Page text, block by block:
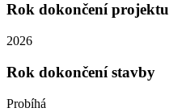
Rok dokončení projektu
2026
Rok dokončení stavby
Probíhá